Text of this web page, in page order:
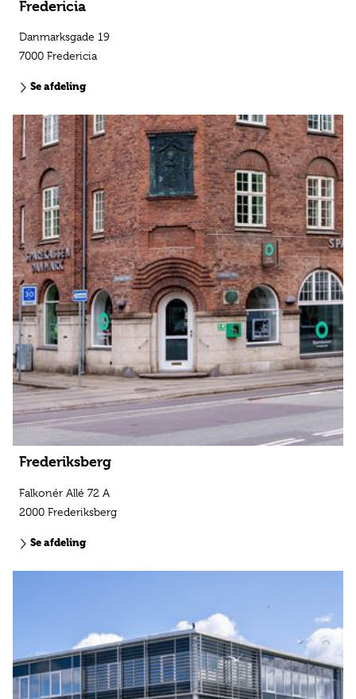
Fredericia
Danmarksgade 19
7000 Fredericia
Se afdeling
Frederiksberg
Falkonér Allé 72 A
2000 Frederiksberg
Se afdeling